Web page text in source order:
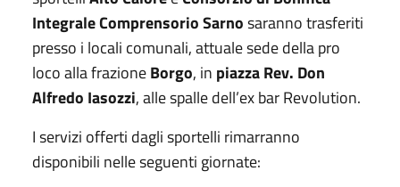
Integrale Comprensorio Sarnosaranno trasferiti
presso i locali comunali, attuale sede della pro
loco alla frazioneBorgo, in piazza Rev. Don
Alfredo Iasozzi, alle spalle dell’ex bar Revolution.
I servizi offerti dagli sportelli rimarranno
disponibili nelle seguenti giornate: